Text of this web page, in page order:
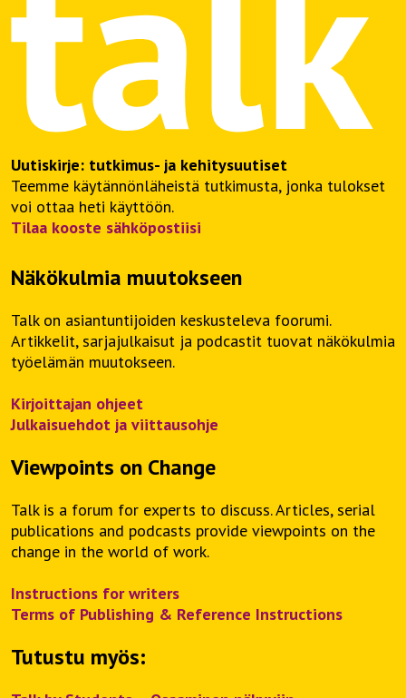
Uutiskirje: tutkimus- ja kehitysuutiset
Teemme käytännönläheistä tutkimusta, jonka tulokset
voi ottaa heti käyttöön.
Tilaa kooste sähköpostiisi
Näkökulmia muutokseen
Talk on asiantuntijoiden keskusteleva foorumi.
Artikkelit, sarjajulkaisut ja podcastit tuovat näkökulmia
työelämän muutokseen.
Kirjoittajan ohjeet
Julkaisuehdot ja viittausohje
Viewpoints on Change
Talk is a forum for experts to discuss. Articles, serial
publications and podcasts provide viewpoints on the
change in the world of work.
Instructions for writers
Terms of Publishing & Reference Instructions
Tutustu myös: